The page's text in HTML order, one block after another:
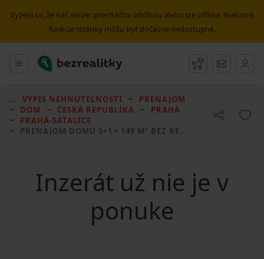
Vyzerá to, že náš server prechádza údržbou alebo ste offline. Niektoré
funkcie stránky môžu byť dočasne nedostupné.
Hlavné menu
Bezrealitky Strážny pes
Správy
VÝPIS NEHNUTEĽNOSTÍ
PRENÁJOM
DOM
ČESKÁ REPUBLIKA
PRAHA
PRAHA-SATALICE
PRENÁJOM DOMU 5+1 • 149 M² BEZ REALITKY
Inzerát už nie je v
ponuke